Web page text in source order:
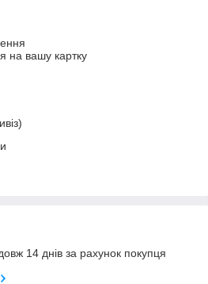
на вашу картку
14 днів за рахунок покупця